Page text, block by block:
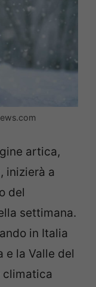
artica,
inizierà a
del
settimana.
in Italia
e la Valle del
climatica